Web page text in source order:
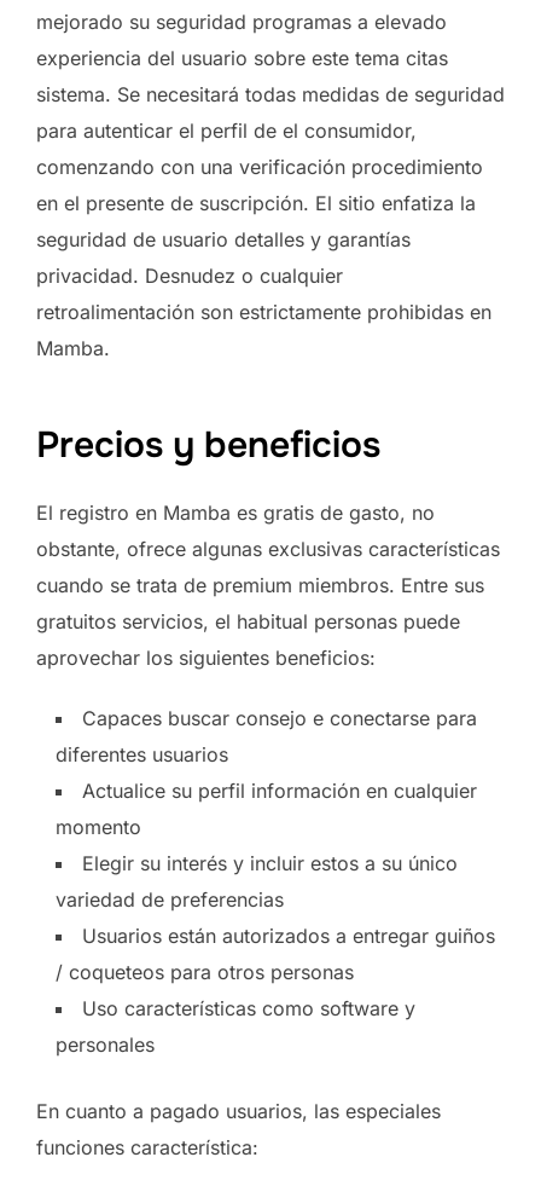
mejorado su seguridad programas a elevado
experiencia del usuario sobre este tema citas
sistema. Se necesitará todas medidas de seguridad
para autenticar el perfil de el consumidor,
comenzando con una verificación procedimiento
en el presente de suscripción. El sitio enfatiza la
seguridad de usuario detalles y garantías
privacidad. Desnudez o cualquier
retroalimentación son estrictamente prohibidas en
Mamba.
Precios y beneficios
El registro en Mamba es gratis de gasto, no
obstante, ofrece algunas exclusivas características
cuando se trata de premium miembros. Entre sus
gratuitos servicios, el habitual personas puede
aprovechar los siguientes beneficios:
Capaces buscar consejo e conectarse para
diferentes usuarios
Actualice su perfil información en cualquier
momento
Elegir su interés y incluir estos a su único
variedad de preferencias
Usuarios están autorizados a entregar guiños
/ coqueteos para otros personas
Uso características como software y
personales
En cuanto a pagado usuarios, las especiales
funciones característica: